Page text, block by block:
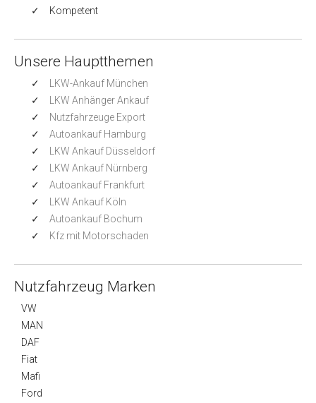
Kompetent
Unsere Hauptthemen
LKW-Ankauf München
LKW Anhänger Ankauf
Nutzfahrzeuge Export
Autoankauf Hamburg
LKW Ankauf Düsseldorf
LKW Ankauf Nürnberg
Autoankauf Frankfurt
LKW Ankauf Köln
Autoankauf Bochum
Kfz mit Motorschaden
Nutzfahrzeug Marken
VW
MAN
DAF
Fiat
Mafi
Ford